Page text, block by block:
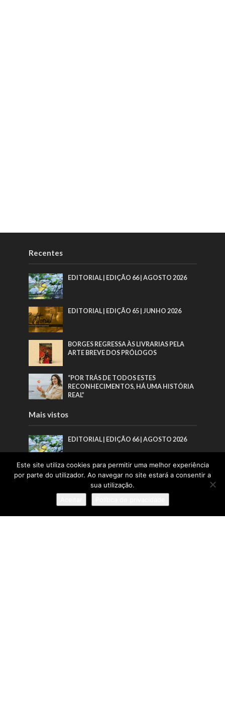
Recentes
EDITORIAL | EDIÇÃO 66 | AGOSTO 2026
EDITORIAL | EDIÇÃO 65 | JUNHO 2026
BORGES REGRESSA ÀS LIVRARIAS PELA
ARTE BREVE DOS PRÓLOGOS
“POR TRÁS DE TODOS ESTES
RECONHECIMENTOS, HÁ UMA HISTÓRIA
REAL”
Mais vistos
EDITORIAL | EDIÇÃO 66 | AGOSTO 2026
EDITORIAL | EDIÇÃO 65 | JUNHO 2026
BORGES REGRESSA ÀS LIVRARIAS PELA
ARTE BREVE DOS PRÓLOGOS
Este site utiliza cookies para permitir uma melhor experiência
por parte do utilizador. Ao navegar no site estará a consentir a
sua utilização.